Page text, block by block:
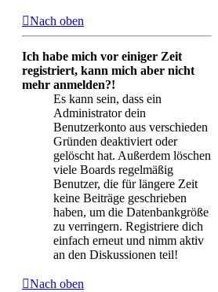
Nach oben
Ich habe mich vor einiger Zeit
registriert, kann mich aber nicht
mehr anmelden?!
Es kann sein, dass ein
Administrator dein
Benutzerkonto aus verschieden
Gründen deaktiviert oder
gelöscht hat. Außerdem löschen
viele Boards regelmäßig
Benutzer, die für längere Zeit
keine Beiträge geschrieben
haben, um die Datenbankgröße
zu verringern. Registriere dich
einfach erneut und nimm aktiv
an den Diskussionen teil!
Nach oben